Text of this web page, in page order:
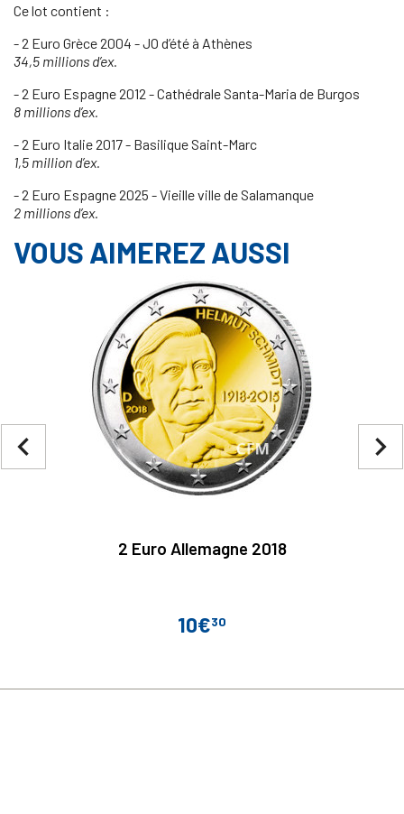
Ce lot contient :
- 2 Euro Grèce 2004 - JO d’été à Athènes
34,5 millions d’ex.
- 2 Euro Espagne 2012 - Cathédrale Santa-Maria de Burgos
8 millions d’ex.
- 2 Euro Italie 2017 - Basilique Saint-Marc
1,5 million d’ex.
- 2 Euro Espagne 2025 - Vieille ville de Salamanque
2 millions d’ex.
VOUS AIMEREZ AUSSI
2 Euro Allemagne 2018
Prix
10€30
navigate_next
navigate_before